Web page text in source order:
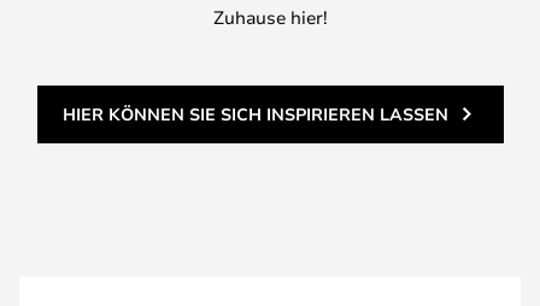
Zuhause hier!
HIER KÖNNEN SIE SICH INSPIRIEREN LASSEN